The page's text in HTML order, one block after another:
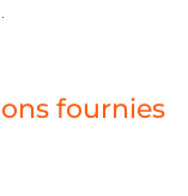
fournies